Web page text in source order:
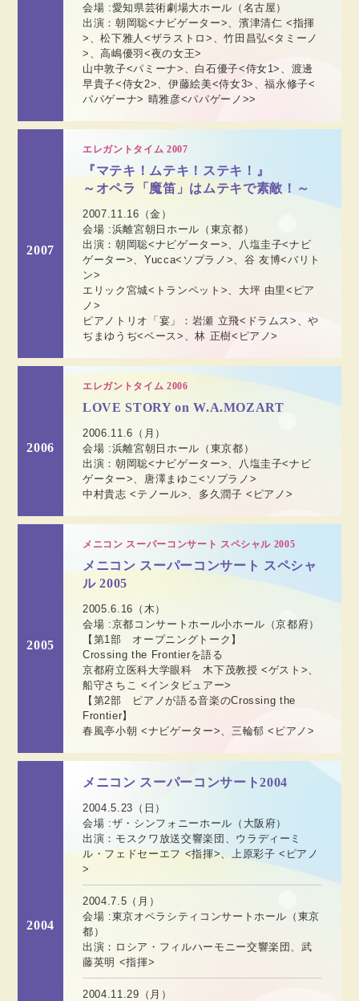
会場 :愛知県芸術劇場大ホール（名古屋）
出演：朝岡聡<ナビゲーター>、濱津清仁 <指揮
>、松下雅人<ザラストロ>、竹田昌弘<タミーノ
>、高嶋優羽<夜の女王>
山中敦子<パミーナ>、白石優子<侍女1>、渡邊
早貴子<侍女2>、伊藤絵美<侍女3>、福永修子<
パパゲーナ> 晴雅彦<パパゲーノ>>
2007
エレガントタイム 2007
『マテキ！ムテキ！ステキ！』
～オペラ「魔笛」はムテキで素敵！～
2007.11.16（金）
会場 :浜離宮朝日ホール（東京都）
出演：朝岡聡<ナビゲーター>、八塩圭子<ナビ
ゲーター>、Yucca<ソプラノ>、谷 友博<バリト
ン>
エリック宮城<トランペット>、大坪 由里<ピア
ノ>
ピアノトリオ「宴」：岩瀬 立飛<ドラムス>、や
ぢまゆうぢ<ベース>、林 正樹<ピアノ>
2006
エレガントタイム 2006
LOVE STORY on W.A.MOZART
2006.11.6（月）
会場 :浜離宮朝日ホール（東京都）
出演：朝岡聡<ナビゲーター>、八塩圭子<ナビ
ゲーター>、唐澤まゆこ<ソプラノ>
中村貴志 <テノール>、多久潤子 <ピアノ>
2005
メニコン スーパーコンサート スペシャル 2005
メニコン スーパーコンサート スペシャ
ル 2005
2005.6.16（木）
会場 :京都コンサートホール小ホール（京都府）
【第1部 オープニングトーク】
Crossing the Frontierを語る
京都府立医科大学眼科 木下茂教授 <ゲスト>、
船守さちこ <インタビュアー>
【第2部 ピアノが語る音楽のCrossing the
Frontier】
春風亭小朝 <ナビゲーター>、三輪郁 <ピアノ>
2004
メニコン スーパーコンサート2004
2004.5.23（日）
会場 :ザ・シンフォニーホール（大阪府）
出演：モスクワ放送交響楽団、ウラディーミ
ル・フェドセーエフ <指揮>、上原彩子 <ピアノ
>
2004.7.5（月）
会場 :東京オペラシティコンサートホール（東京
都）
出演：ロシア・フィルハーモニー交響楽団、武
藤英明 <指揮>
2004.11.29（月）